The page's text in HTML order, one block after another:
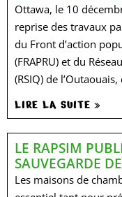
Ottawa, le 10
reprise des travaux
du Front d’action
(FRAPRU) et du
(RSIQ) de
LIRE LA SUITE »
LE RAPSIM
SAUVEGARDE
Les maisons de